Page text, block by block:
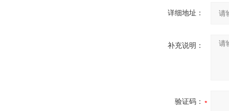
详细地址：
补充说明：
验证码：